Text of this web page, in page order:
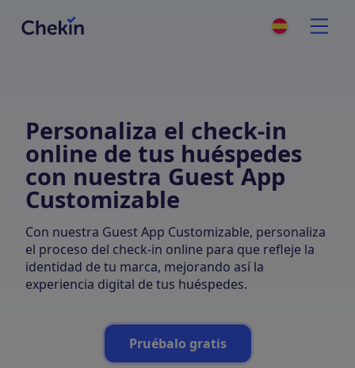
Personaliza el check-in
online de tus huéspedes
con nuestra Guest App
Customizable
Con nuestra Guest App Customizable, personaliza
el proceso del check-in online para que refleje la
identidad de tu marca, mejorando así la
experiencia digital de tus huéspedes.
Pruébalo gratis